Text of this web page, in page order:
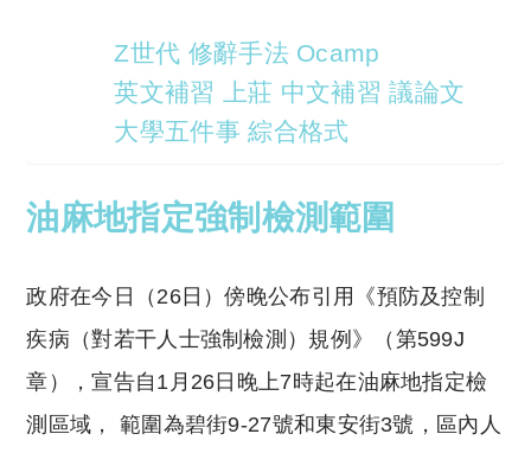
Z世代 修辭手法 Ocamp
英文補習 上莊 中文補習 議論文
大學五件事 綜合格式
油麻地指定強制檢測範圍
政府在今日（26日）傍晚公布引用《預防及控制
疾病（對若干人士強制檢測）規例》（第599J
章），宣告自1月26日晚上7時起在油麻地指定檢
測區域， 範圍為碧街9-27號和東安街3號，區內人